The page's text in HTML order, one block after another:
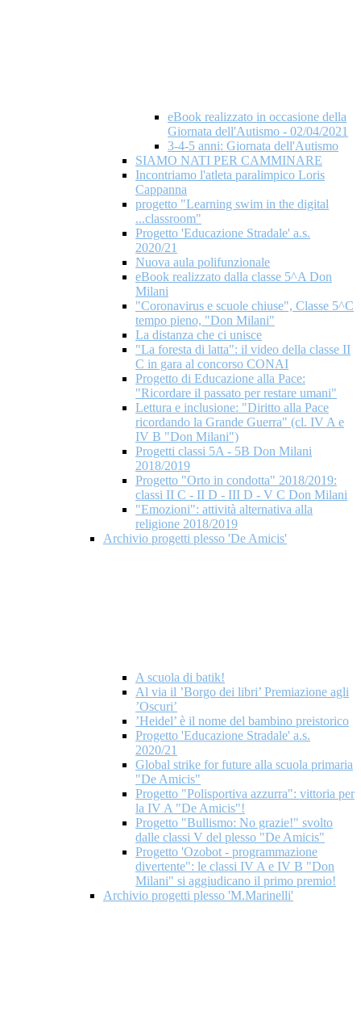
eBook realizzato in occasione della
Giornata dell'Autismo - 02/04/2021
3-4-5 anni: Giornata dell'Autismo
SIAMO NATI PER CAMMINARE
Incontriamo l'atleta paralimpico Loris
Cappanna
progetto "Learning swim in the digital
...classroom"
Progetto 'Educazione Stradale' a.s.
2020/21
Nuova aula polifunzionale
eBook realizzato dalla classe 5^A Don
Milani
"Coronavirus e scuole chiuse", Classe 5^C
tempo pieno, "Don Milani"
La distanza che ci unisce
"La foresta di latta": il video della classe II
C in gara al concorso CONAI
Progetto di Educazione alla Pace:
"Ricordare il passato per restare umani"
Lettura e inclusione: "Diritto alla Pace
ricordando la Grande Guerra" (cl. IV A e
IV B "Don Milani")
Progetti classi 5A - 5B Don Milani
2018/2019
Progetto "Orto in condotta" 2018/2019:
classi II C - II D - III D - V C Don Milani
"Emozioni": attività alternativa alla
religione 2018/2019
Archivio progetti plesso 'De Amicis'
A scuola di batik!
Al via il ’Borgo dei libri’ Premiazione agli
’Oscuri’
’Heidel’ è il nome del bambino preistorico
Progetto 'Educazione Stradale' a.s.
2020/21
Global strike for future alla scuola primaria
"De Amicis"
Progetto "Polisportiva azzurra": vittoria per
la IV A "De Amicis"!
Progetto "Bullismo: No grazie!" svolto
dalle classi V del plesso "De Amicis"
Progetto 'Ozobot - programmazione
divertente": le classi IV A e IV B "Don
Milani" si aggiudicano il primo premio!
Archivio progetti plesso 'M.Marinelli'